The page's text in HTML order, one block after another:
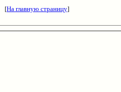
[На главную страницу]